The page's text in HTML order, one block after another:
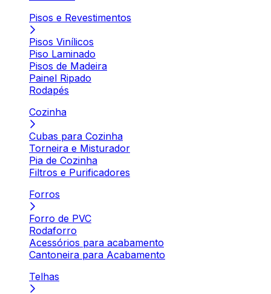
Pisos e Revestimentos
Pisos Vinílicos
Piso Laminado
Pisos de Madeira
Painel Ripado
Rodapés
Cozinha
Cubas para Cozinha
Torneira e Misturador
Pia de Cozinha
Filtros e Purificadores
Forros
Forro de PVC
Rodaforro
Acessórios para acabamento
Cantoneira para Acabamento
Telhas